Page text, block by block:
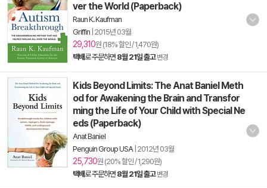
ver the World (Paperback)
Raun K. Kaufman
Griffin 2015년 03월
29,310원 (18% 할인 / 1,470원)
택배로 주문하면 8월 21일 출고 변경
Kids Beyond Limits: The Anat Baniel Meth
od for Awakening the Brain and Transfor
ming the Life of Your Child with Special Ne
eds (Paperback)
Anat Baniel
Penguin Group USA| 2012년 03월
25,730원 (20% 할인 / 1,290원)
택배로 주문하면 8월 21일 출고 변경